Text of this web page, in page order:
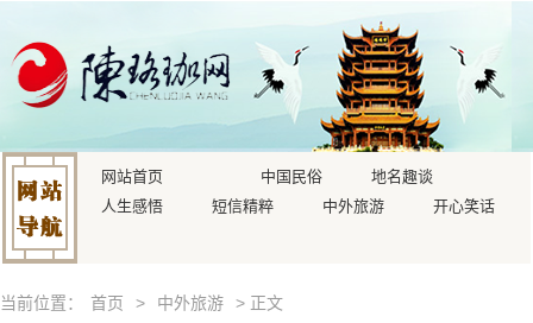
网站首页 中国民俗
地名趣谈
人生感悟
短信精粹 中外旅游 开心笑话
当前位置： 首页 > 中外旅游 > 正文